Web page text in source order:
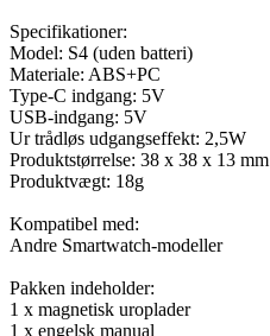
Specifikationer:
Model: S4 (uden batteri)
Materiale: ABS+PC
Type-C indgang: 5V
USB-indgang: 5V
Ur trådløs udgangseffekt: 2,5W
Produktstørrelse: 38 x 38 x 13 mm
Produktvægt: 18g
Kompatibel med:
Andre Smartwatch-modeller
Pakken indeholder:
1 x magnetisk uroplader
1 x engelsk manual